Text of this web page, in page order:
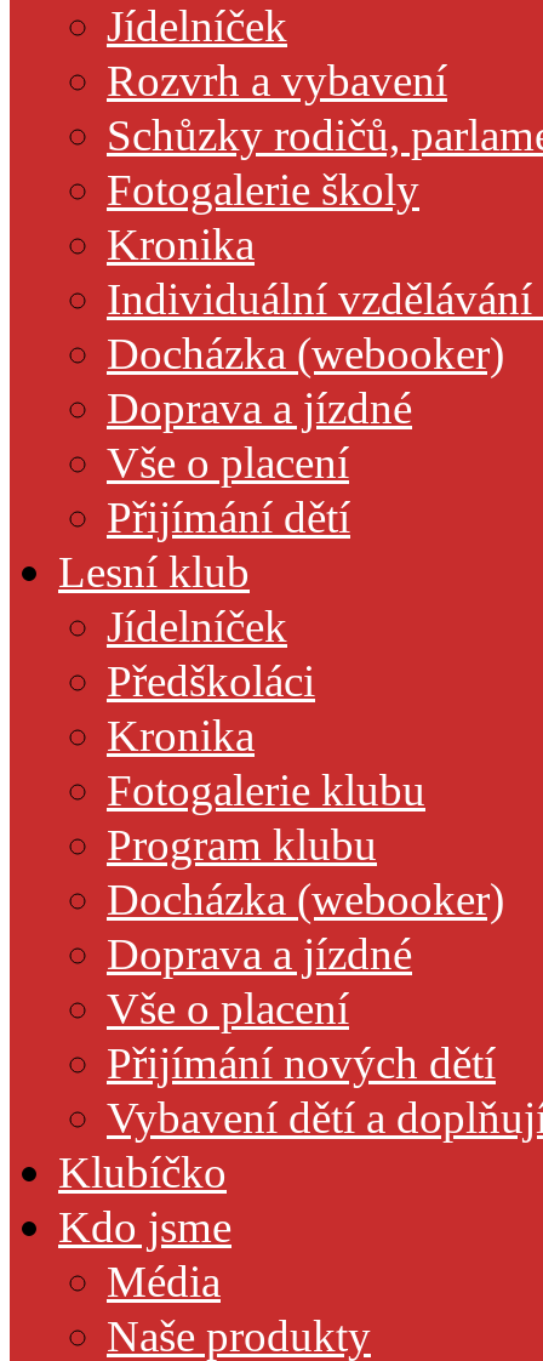
Jídelníček
Rozvrh a vybavení
Schůzky rodičů,
Fotogalerie školy
Kronika
Individuální vzdělávání
Docházka (webooker)
Doprava a jízdné
Vše o placení
Přijímání dětí
Lesní klub
Jídelníček
Předškoláci
Kronika
Fotogalerie klubu
Program klubu
Docházka (webooker)
Doprava a jízdné
Vše o placení
Přijímání nových dětí
Vybavení dětí a
Klubíčko
Kdo jsme
Média
Naše produkty